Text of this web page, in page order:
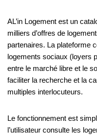
AL’in Logement est un
milliers d’offres de
partenaires. La plateforme
logements sociaux (loyers
entre le marché libre et le
faciliter la recherche et la
multiples interlocuteurs.
Le fonctionnement est
l’utilisateur consulte les